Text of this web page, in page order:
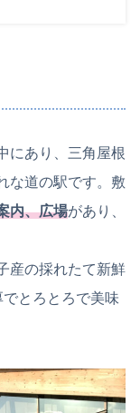
にあり、三角屋根
な道の駅です。敷
内、広場があり、
産の採れたて新鮮
とろとろで美味